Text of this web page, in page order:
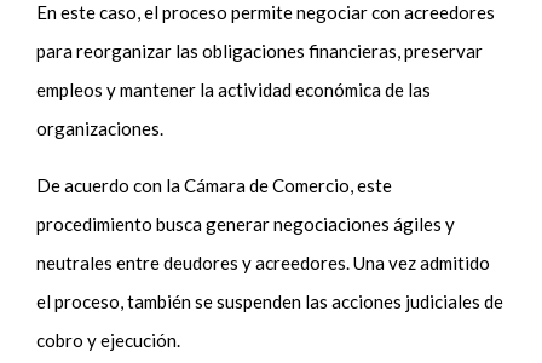
En este caso, el proceso permite negociar con acreedores
para reorganizar las obligaciones financieras, preservar
empleos y mantener la actividad económica de las
organizaciones.
De acuerdo con la Cámara de Comercio, este
procedimiento busca generar negociaciones ágiles y
neutrales entre deudores y acreedores. Una vez admitido
el proceso, también se suspenden las acciones judiciales de
cobro y ejecución.